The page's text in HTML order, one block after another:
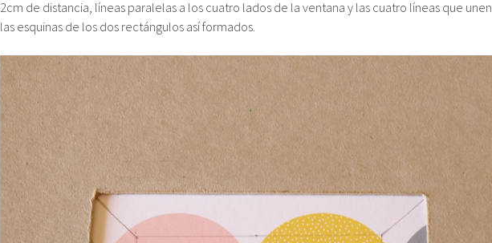
2cm de distancia, líneas paralelas a los cuatro lados de la ventana y las cuatro líneas que unen
las esquinas de los dos rectángulos así formados.